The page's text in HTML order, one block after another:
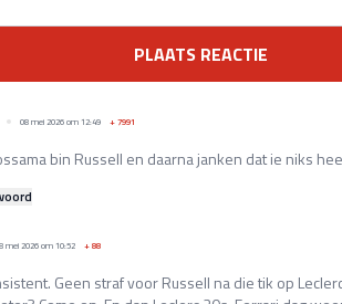
PLAATS REACTIE
08 mei 2026 om 12:49 +7991
bin Russell en daarna janken dat ie niks
mei 2026 om 10:52 +88
Geen straf voor Russell na die tik op